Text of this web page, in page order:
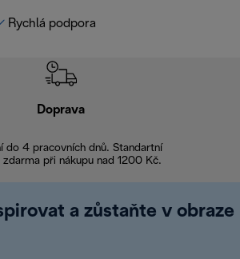
Rychlá podpora
Doprava
do 4 pracovních dnů. Standartní
zdarma při nákupu nad 1200 Kč.
a zůstaňte v obraze